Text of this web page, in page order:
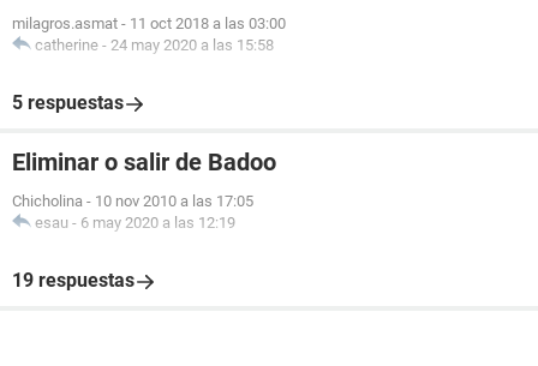
milagros.asmat - 11 oct 2018 a las 03:00
catherine - 24 may 2020 a las 15:58
5 respuestas
Eliminar o salir de Badoo
Chicholina - 10 nov 2010 a las 17:05
esau - 6 may 2020 a las 12:19
19 respuestas